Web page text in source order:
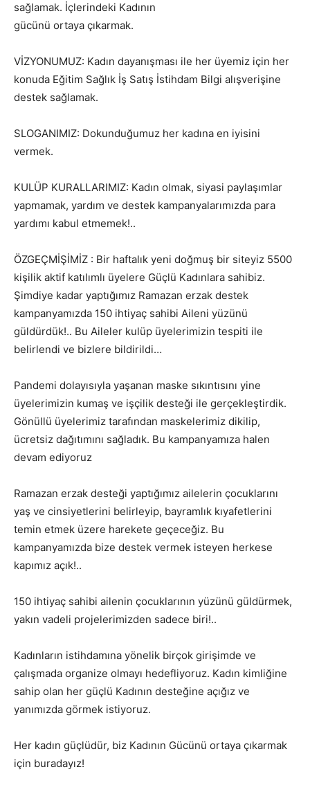
sağlamak. İçlerindeki Kadının
gücünü ortaya çıkarmak.
VİZYONUMUZ: Kadın dayanışması ile her üyemiz için her
konuda Eğitim Sağlık İş Satış İstihdam Bilgi alışverişine
destek sağlamak.
SLOGANIMIZ: Dokunduğumuz her kadına en iyisini
vermek.
KULÜP KURALLARIMIZ: Kadın olmak, siyasi paylaşımlar
yapmamak, yardım ve destek kampanyalarımızda para
yardımı kabul etmemek!..
ÖZGEÇMİŞİMİZ : Bir haftalık yeni doğmuş bir siteyiz 5500
kişilik aktif katılımlı üyelere Güçlü Kadınlara sahibiz.
Şimdiye kadar yaptığımız Ramazan erzak destek
kampanyamızda 150 ihtiyaç sahibi Aileni yüzünü
güldürdük!.. Bu Aileler kulüp üyelerimizin tespiti ile
belirlendi ve bizlere bildirildi…
Pandemi dolayısıyla yaşanan maske sıkıntısını yine
üyelerimizin kumaş ve işçilik desteği ile gerçekleştirdik.
Gönüllü üyelerimiz tarafından maskelerimiz dikilip,
ücretsiz dağıtımını sağladık. Bu kampanyamıza halen
devam ediyoruz
Ramazan erzak desteği yaptığımız ailelerin çocuklarını
yaş ve cinsiyetlerini belirleyip, bayramlık kıyafetlerini
temin etmek üzere harekete geçeceğiz. Bu
kampanyamızda bize destek vermek isteyen herkese
kapımız açık!..
150 ihtiyaç sahibi ailenin çocuklarının yüzünü güldürmek,
yakın vadeli projelerimizden sadece biri!..
Kadınların istihdamına yönelik birçok girişimde ve
çalışmada organize olmayı hedefliyoruz. Kadın kimliğine
sahip olan her güçlü Kadının desteğine açığız ve
yanımızda görmek istiyoruz.
Her kadın güçlüdür, biz Kadının Gücünü ortaya çıkarmak
için buradayız!